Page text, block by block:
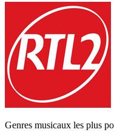
Genres musicaux les plus